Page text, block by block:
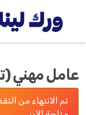
عامل مهني
تم الانتهاء من